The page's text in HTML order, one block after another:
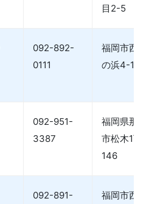
目2-5
092-892-
0111
福岡市西
の浜4-
092-951-
3387
福岡県那
市松木1丁
146
092-891- 福岡市西